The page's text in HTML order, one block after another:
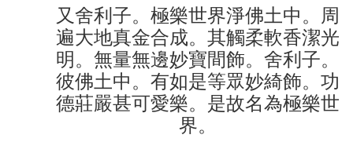
又舍利子。極樂世界淨佛土中。周
遍大地真金合成。其觸柔軟香潔光
明。無量無邊妙寶間飾。舍利子。
彼佛土中。有如是等眾妙綺飾。功
德莊嚴甚可愛樂。是故名為極樂世
界。